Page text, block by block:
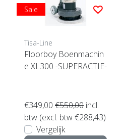
Sale
Tisa-Line
Floorboy Boenmachin
e XL300 -SUPERACTIE-
€349,00 €550,00 incl.
btw (excl. btw €288,43)
Vergelijk